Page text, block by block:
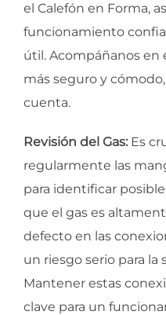
el Calefón en Forma,
funcionamiento
útil. Acompáñanos en
más seguro y
cuenta.
Revisión del Gas: Es
regularmente las
para identificar
que el gas es
defecto en las
un riesgo serio para la
Mantener estas
clave para un